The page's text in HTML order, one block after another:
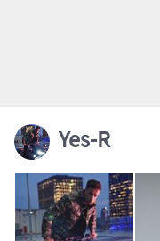
Yes-R